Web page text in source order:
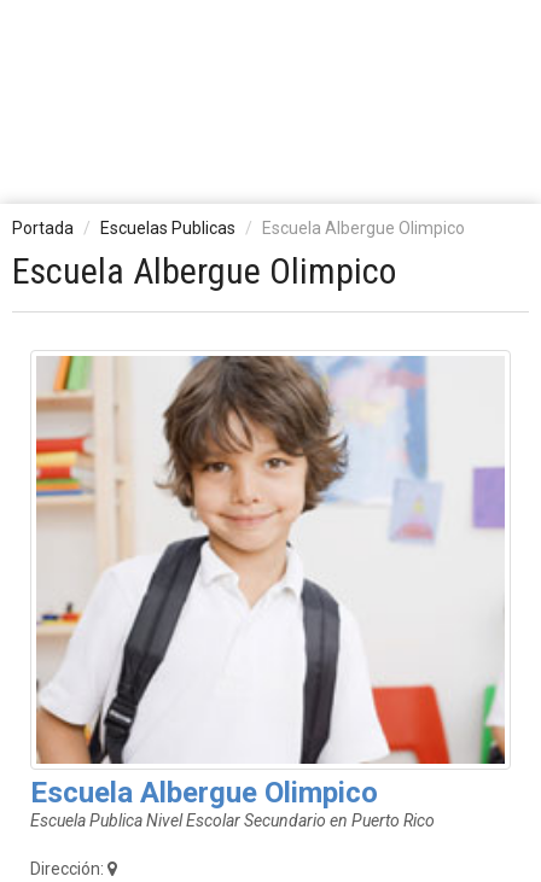
Portada Escuelas Publicas Escuela Albergue Olimpico
Escuela Albergue Olimpico
Escuela Albergue Olimpico
Escuela Publica Nivel Escolar Secundario en Puerto Rico
Dirección: